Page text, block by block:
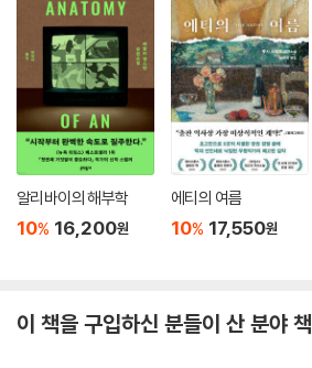
알리바이의 해부학
10% 16,200원
에티의 여름
10% 17,550원
이 책을 구입하신 분들이 산 분야 책